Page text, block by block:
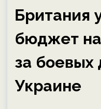
Британия
бюджет
за боевых
Украине